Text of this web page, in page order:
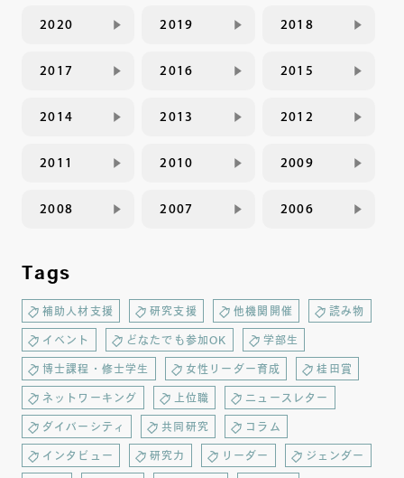
2020 2019 2018
2017 2016 2015
2014 2013 2012
2011 2010 2009
2008 2007 2006
Tags
補助人材支援 研究支援 他機関開催 読み物
イベント どなたでも参加OK 学部生
博士課程・修士学生 女性リーダー育成 桂田賞
ネットワーキング 上位職 ニュースレター
ダイバーシティ 共同研究 コラム
インタビュー 研究力 リーダー ジェンダー